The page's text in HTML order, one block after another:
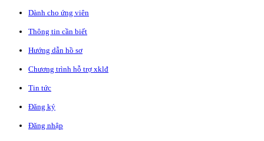
Dành cho ứng viên
Thông tin cần biết
Hướng dẫn hồ sơ
Chương trình hỗ trợ xklđ
Tin tức
Đăng ký
Đăng nhập